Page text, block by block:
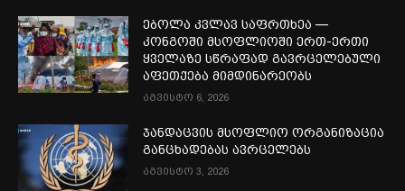
ებოლა კვლავ საფრთხეა —
კონგოში მსოფლიოში ერთ-ერთი
ყველაზე სწრაფად გავრცელებული
აფეთქება მიმდინარეობს
აგვისტო 6, 2026
ჯანდაცვის მსოფლიო ორგანიზაცია
განცხადებას ავრცელებს
აგვისტო 3, 2026